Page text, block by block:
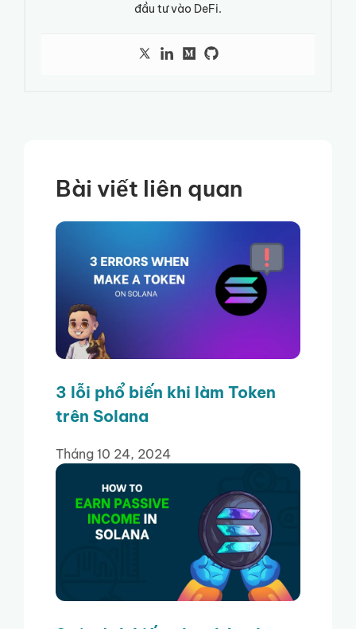
đầu tư vào DeFi.
Bài viết liên quan
3 lỗi phổ biến khi làm Token
trên Solana
Tháng 10 24, 2024